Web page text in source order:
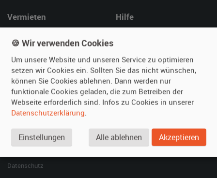
Vermieten
Fotos senden
Fragen für Vermieter
Inserat verwalten
Hilfe
Kontakt
SPECIAL
Berühmte Filmautos –
Datenschutz
🍪 Wir verwenden Cookies
Um unsere Website und unseren Service zu optimieren
setzen wir Cookies ein. Sollten Sie das nicht wünschen,
können Sie Cookies ablehnen. Dann werden nur
funktionale Cookies geladen, die zum Betreiben der
Webseite erforderlich sind. Infos zu Cookies in unserer
Datenschutzerklärung.
Einstellungen Alle ablehnen Akzeptieren